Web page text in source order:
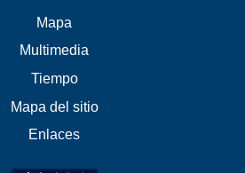
Mapa
Multimedia
Tiempo
Mapa del sitio
Enlaces